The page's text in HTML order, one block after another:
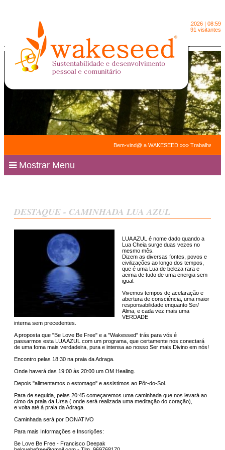
9.8.2026 | 08:59
2091491 visitantes
Bem-vind@ a WAKESEED »»»
Mostrar Menu
DESTAQUE - CAMINHADA LUA AZUL
LUA AZUL é nome dado quando a
Lua Cheia surge duas vezes no
mesmo mês.
Dizem as diversas fontes, povos e
civilizações ao longo dos tempos,
que é uma Lua de beleza rara e
acima de tudo de uma energia sem
igual.
Vivemos tempos de acelaração e
abertura de consciência, uma maior
responsabilidade enquanto Ser/
Alma, e cada vez mais uma
VERDADE
interna sem precedentes.
A proposta que "Be Love Be Free" e a "Wakessed" trás para vós é
passarmos esta LUA AZUL com um programa, que certamente nos conectará
de uma foma mais verdadeira, pura e intensa ao nosso Ser mais Divino em nós!
Encontro pelas 18:30 na praia da Adraga.
Onde haverá das 19:00 às 20:00 um OM Healing.
Depois "alimentamos o estomago" e assistimos ao Pôr-do-Sol.
Para de seguida, pelas 20:45 começaremos uma caminhada que nos levará ao
cimo da praia da Ursa ( onde será realizada uma meditação do coração),
e volta até à praia da Adraga.
Caminhada será por DONATIVO
Para mais Informações e Inscrições:
Be Love Be Free - Francisco Deepak